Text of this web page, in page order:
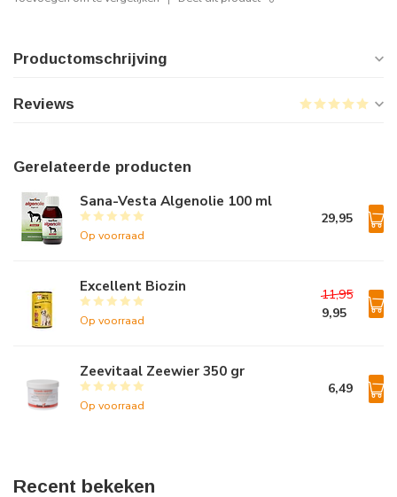
Productomschrijving
Reviews
Gerelateerde producten
Sana-Vesta Algenolie 100 ml
Op voorraad
29,95
Excellent Biozin
Op voorraad
11,95
9,95
Zeevitaal Zeewier 350 gr
Op voorraad
6,49
Recent bekeken